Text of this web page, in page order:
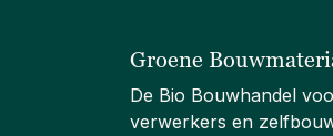
Groene
De Bio Bouwhandel
verwerkers en